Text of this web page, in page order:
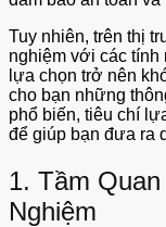
Tuy nhiên, trên thị
nghiệm với các tính
lựa chọn trở nên
cho bạn những
phổ biến, tiêu chí
để giúp bạn đưa ra
1. Tầm
Nghiệm